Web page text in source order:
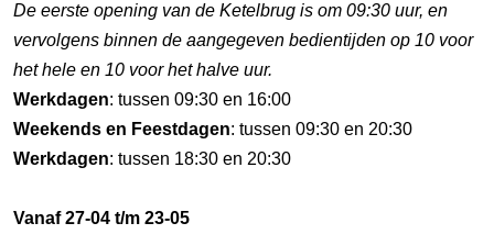
De eerste opening van de Ketelbrug is om 09:30 uur, en
vervolgens binnen de aangegeven bedientijden op 10 voor
het hele en 10 voor het halve uur.
Werkdagen: tussen 09:30 en 16:00
Weekends en Feestdagen: tussen 09:30 en 20:30
Werkdagen: tussen 18:30 en 20:30
Vanaf 27-04 t/m 23-05